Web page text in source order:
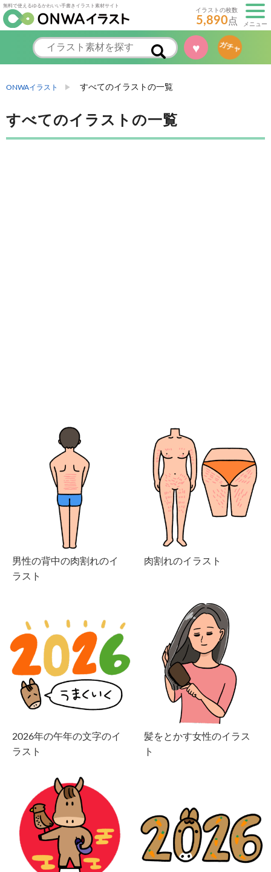
無料で使えるゆるかわいい手書きイラスト素材サイト
イラストの枚数
5,890点 メニュー
♥ ガチャ
ONWAイラスト すべてのイラストの一覧
すべてのイラストの一覧
男性の背中の肉割れのイ
ラスト
肉割れのイラスト
2026年の午年の文字のイ
ラスト
髪をとかす女性のイラス
ト